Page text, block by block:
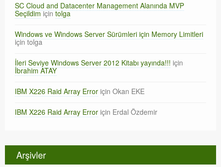
SC Cloud and Datacenter Management Alanında MVP
Seçildimiçintolga
Windows ve Windows Server Sürümleri için Memory Limitleri
içintolga
İleri Seviye Windows Server 2012 Kitabı yayında!!! için
İbrahim ATAY
IBM X226 Raid Array Error için Okan EKE
IBM X226 Raid Array Error için Erdal Özdemir
Arşivler